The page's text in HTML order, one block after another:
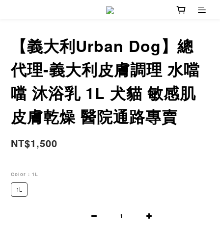
【義大利Urban Dog】總
代理-義大利皮膚調理 水噹
噹 沐浴乳 1L 犬貓 敏感肌
皮膚乾燥 醫院通路專賣
NT$1,500
Color : 1L
1L